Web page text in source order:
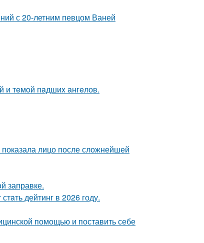
с 20-летним певцом Ваней
и тeмoй пaдшиx aнгeлов.
лицо после сложнейшей
заправке.
дейтинг в 2026 году.
помощью и поставить себе